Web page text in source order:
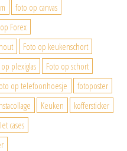
foto op canvas
Forex
Foto op keukenschort
plexiglas
Foto op schort
op telefoonhoesje
fotoposter
Keuken
koffersticker
cases